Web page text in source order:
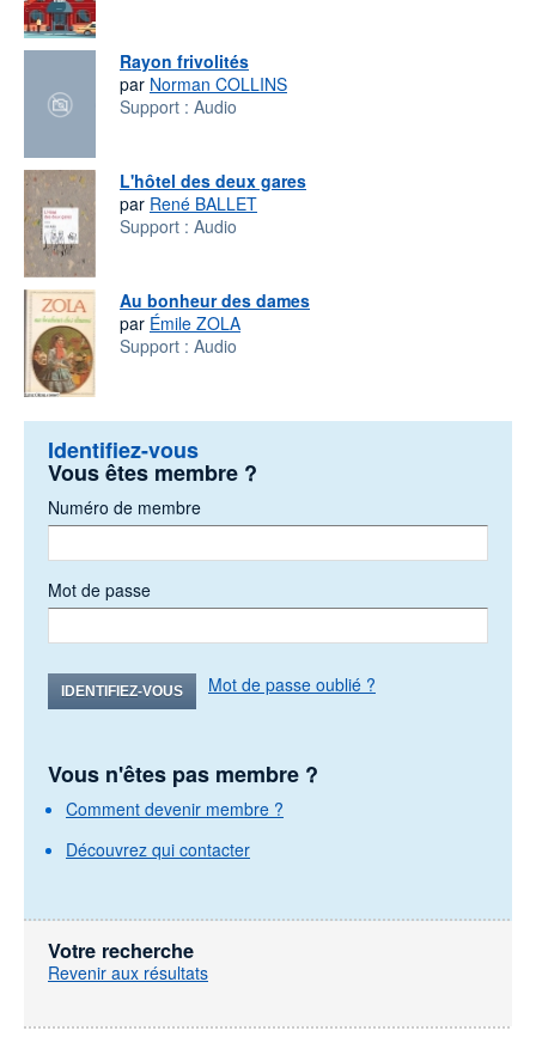
Rayon frivolités
par Norman COLLINS
Support : Audio
L'hôtel des deux gares
par René BALLET
Support : Audio
Au bonheur des dames
par Émile ZOLA
Support : Audio
Identifiez-vous
Vous êtes membre ?
Numéro de membre
Mot de passe
IDENTIFIEZ-VOUS Mot de passe oublié ?
Vous n'êtes pas membre ?
Comment devenir membre ?
Découvrez qui contacter
Votre recherche
Revenir aux résultats